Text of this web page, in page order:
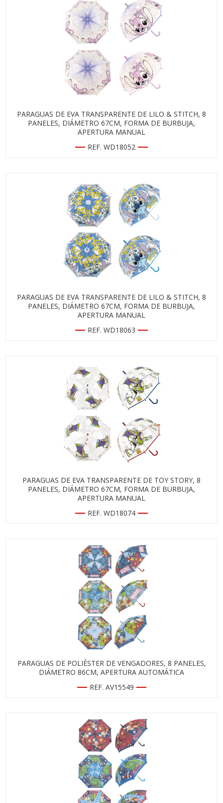
PARAGUAS DE EVA TRANSPARENTE DE LILO & STITCH, 8
PANELES, DIÁMETRO 67CM, FORMA DE BURBUJA,
APERTURA MANUAL
REF. WD18052
PARAGUAS DE EVA TRANSPARENTE DE LILO & STITCH, 8
PANELES, DIÁMETRO 67CM, FORMA DE BURBUJA,
APERTURA MANUAL
REF. WD18063
PARAGUAS DE EVA TRANSPARENTE DE TOY STORY, 8
PANELES, DIÁMETRO 67CM, FORMA DE BURBUJA,
APERTURA MANUAL
REF. WD18074
PARAGUAS DE POLIÉSTER DE VENGADORES, 8 PANELES,
DIÁMETRO 86CM, APERTURA AUTOMÁTICA
REF. AV15549